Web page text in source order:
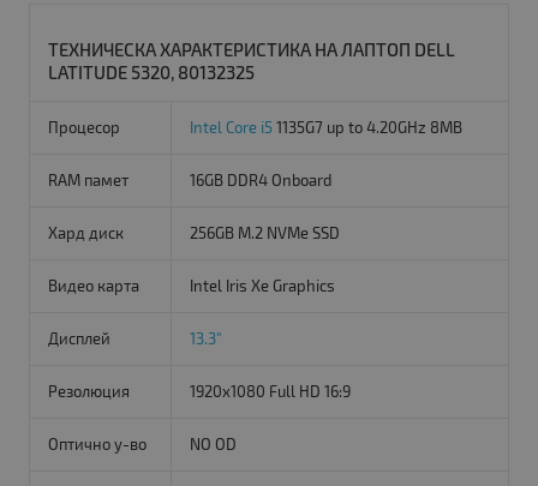
ТЕХНИЧЕСКА ХАРАКТЕРИСТИКА НА ЛАПТОП DELL
LATITUDE 5320, 80132325
Процесор Intel Core i5 1135G7 up to 4.20GHz 8MB
RAM памет 16GB DDR4 Onboard
Хард диск 256GB M.2 NVMe SSD
Видео карта Intel Iris Xe Graphics
Дисплей 13.3"
Резолюция 1920x1080 Full HD 16:9
Оптично у-во NO OD